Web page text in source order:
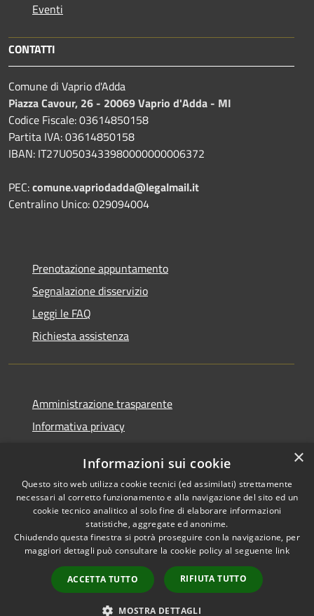
Eventi
CONTATTI
Comune di Vaprio d'Adda
Piazza Cavour, 26 - 20069 Vaprio d'Adda - MI
Codice Fiscale: 03614850158
Partita IVA: 03614850158
IBAN: IT27U0503433980000000006372
PEC:comune.vapriodadda@legalmail.it
Centralino Unico: 029094004
Prenotazione appuntamento
Segnalazione disservizio
Leggi le FAQ
Richiesta assistenza
Amministrazione trasparente
Informativa privacy
Dichiarazione di accessibilità
RSS
Accessibilità
Copyright © 2026 • Comune di
Vaprio d'Adda • Powered by
Municipium•
Accesso
redazione
×
Informazioni sui cookie
Questo sito web utilizza cookie tecnici (ed assimilati) strettamente
necessari al corretto funzionamento e alla navigazione del sito ed un
cookie tecnico analitico al solo fine di elaborare informazioni
statistiche, aggregate ed anonime.
Chiudendo questa finestra si potrà proseguire con la navigazione, per
maggiori dettagli può consultare la cookie policy al seguente link
ACCETTA TUTTO RIFIUTA TUTTO
MOSTRA DETTAGLI